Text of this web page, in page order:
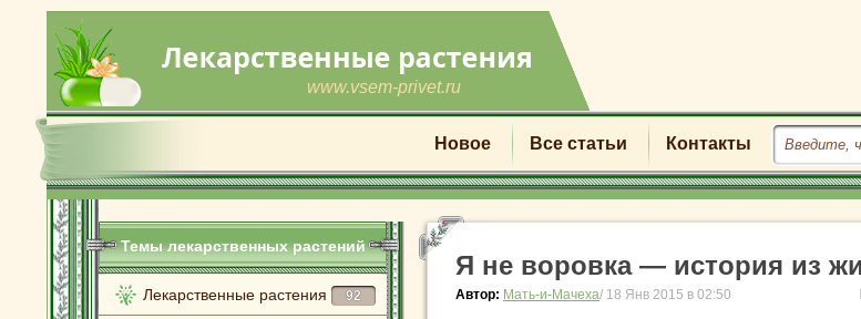
www.vsem-privet.ru
Новое Все статьи Контакты
Темы лекарственных растений
Лекарственные растения 92
Я не воровка — история из
Автор: Мать-и-Мачеха/ 18 Янв 2015 в 02:50